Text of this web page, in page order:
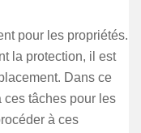
pour les propriétés.
la protection, il est
Dans ce
ces tâches pour les
à ces